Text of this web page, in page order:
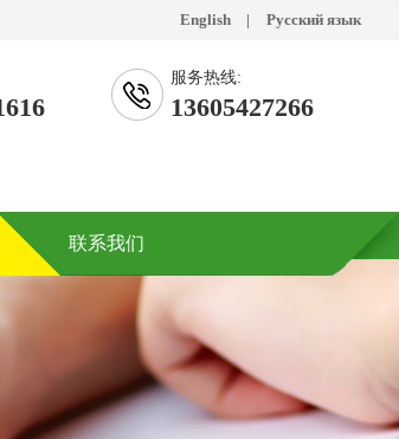
English | Русский язык
服务热线:
13605427266
联系我们